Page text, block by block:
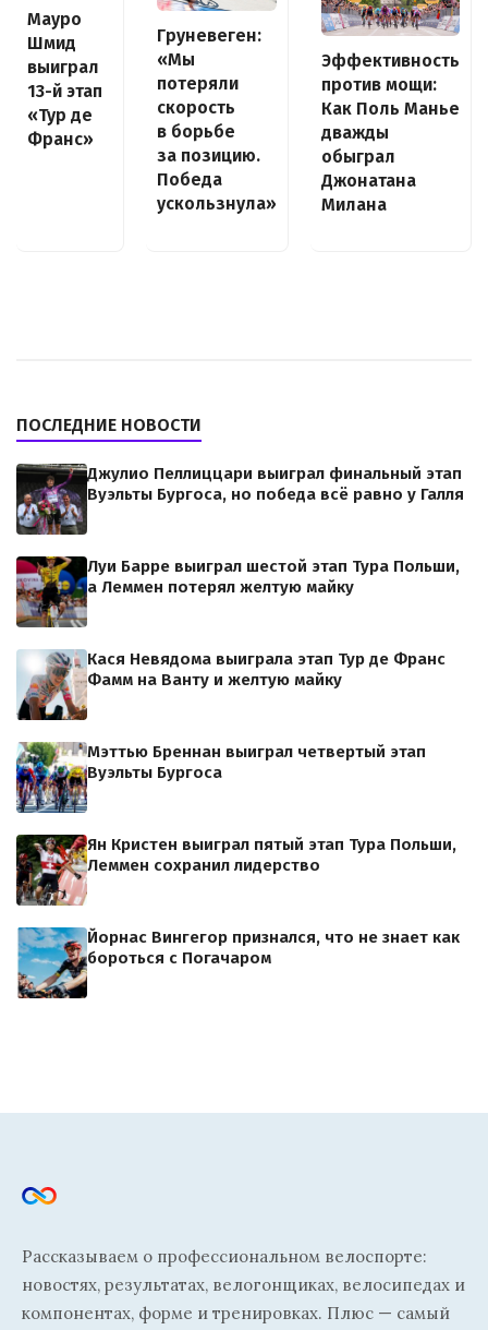
Мауро
Шмид
выиграл
13-й этап
«Тур де
Франс»
Груневеген:
«Мы
потеряли
скорость
в борьбе
за позицию.
Победа
ускользнула»
Эффективность
против мощи:
Как Поль Манье
дважды
обыграл
Джонатана
Милана
ПОСЛЕДНИЕ НОВОСТИ
Джулио Пеллиццари выиграл финальный этап
Вуэльты Бургоса, но победа всё равно у Галля
Луи Барре выиграл шестой этап Тура Польши,
а Леммен потерял желтую майку
Кася Невядома выиграла этап Тур де Франс
Фамм на Ванту и желтую майку
Мэттью Бреннан выиграл четвертый этап
Вуэльты Бургоса
Ян Кристен выиграл пятый этап Тура Польши,
Леммен сохранил лидерство
Йорнас Вингегор признался, что не знает как
бороться с Погачаром
Рассказываем о профессиональном велоспорте:
новостях, результатах, велогонщиках, велосипедах и
компонентах, форме и тренировках. Плюс — самый